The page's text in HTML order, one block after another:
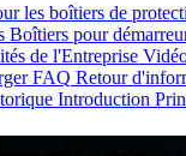
les boîtiers de
Boîtiers pour
de l'Entreprise
FAQ Retour
Introduction